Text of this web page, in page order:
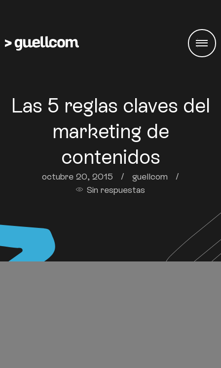
Las 5 reglas claves del
marketing de
contenidos
octubre 20, 2015 / guellcom
/
Sin respuestas